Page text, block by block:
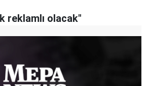
reklamlı olacak"